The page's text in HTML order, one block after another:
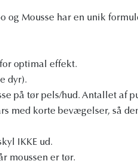
og Mousse har en unik
optimal effekt.
dyr).
på tør pels/hud. Antallet af
med korte bevægelser, så
IKKE ud.
moussen er tør.